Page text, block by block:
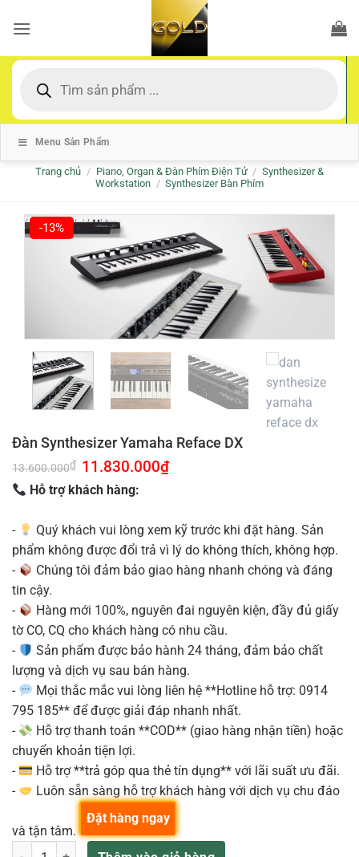
qua
dung
kiếm
Menu Sản Phẩm
Trang chủ / Piano, Organ & Đàn Phím Điện Tử / Synthesizer &
Workstation / Synthesizer Bàn Phím
-13%
Đàn Synthesizer Yamaha Reface DX
13.600.000₫ Giá
gốc
là:
13.600.000₫.
11.830.000₫Giá
Hỗ trợ khách hàng:
-
Quý khách vui lòng xem kỹ trước khi đặt hàng. Sản
phẩm không được đổi trả vì lý do không thích, không hợp.
-
Chúng tôi đảm bảo giao hàng nhanh chóng và đáng
tin cậy.
-
Hàng mới 100%, nguyên đai nguyên kiện, đầy đủ giấy
tờ CO, CQ cho khách hàng có nhu cầu.
-
Sản phẩm được bảo hành 24 tháng, đảm bảo chất
lượng và dịch vụ sau bán hàng.
-
Mọi thắc mắc vui lòng liên hệ **Hotline hỗ trợ: 0914
795 185** để được giải đáp nhanh nhất.
-
Hỗ trợ thanh toán **COD** (giao hàng nhận tiền) hoặc
chuyển khoản tiện lợi.
-
Hỗ trợ **trả góp qua thẻ tín dụng** với lãi suất ưu đãi.
-
Luôn sẵn sàng hỗ trợ khách hàng với dịch vụ chu đáo
và tận tâm.
Đàn Synthesizer Yamaha Reface DX số lượng
Đặt hàng ngay